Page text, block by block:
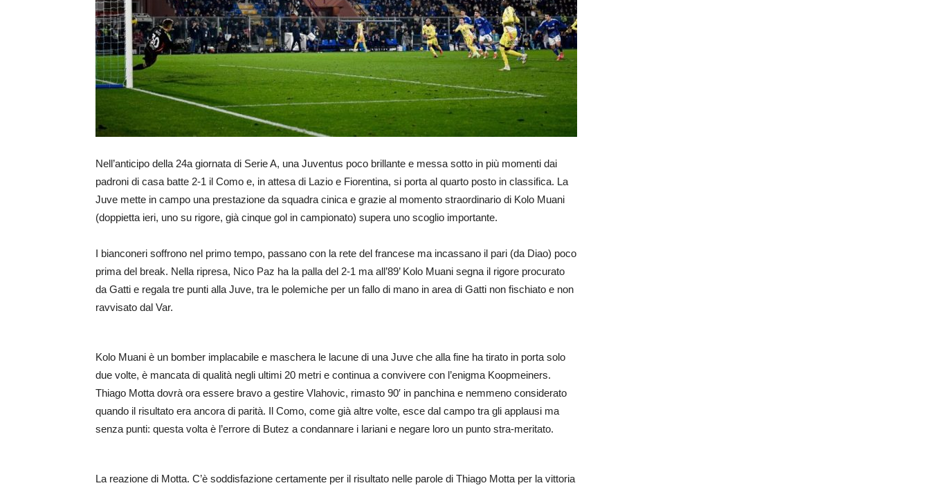
Nell’anticipo della 24a giornata di Serie A, una Juventus poco brillante e messa sotto in più momenti dai
padroni di casa batte 2-1 il Como e, in attesa di Lazio e Fiorentina, si porta al quarto posto in classifica. La
Juve mette in campo una prestazione da squadra cinica e grazie al momento straordinario di Kolo Muani
(doppietta ieri, uno su rigore, già cinque gol in campionato) supera uno scoglio importante.
I bianconeri soffrono nel primo tempo, passano con la rete del francese ma incassano il pari (da Diao) poco
prima del break. Nella ripresa, Nico Paz ha la palla del 2-1 ma all’89’ Kolo Muani segna il rigore procurato
da Gatti e regala tre punti alla Juve, tra le polemiche per un fallo di mano in area di Gatti non fischiato e non
ravvisato dal Var.
Kolo Muani è un bomber implacabile e maschera le lacune di una Juve che alla fine ha tirato in porta solo
due volte, è mancata di qualità negli ultimi 20 metri e continua a convivere con l’enigma Koopmeiners.
Thiago Motta dovrà ora essere bravo a gestire Vlahovic, rimasto 90′ in panchina e nemmeno considerato
quando il risultato era ancora di parità. Il Como, come già altre volte, esce dal campo tra gli applausi ma
senza punti: questa volta è l’errore di Butez a condannare i lariani e negare loro un punto stra-meritato.
La reazione di Motta. C’è soddisfazione certamente per il risultato nelle parole di Thiago Motta per la vittoria